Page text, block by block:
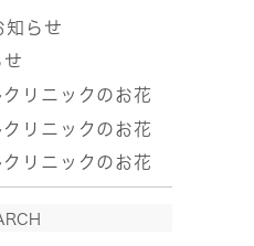
らせ
リニックのお花
リニックのお花
リニックのお花